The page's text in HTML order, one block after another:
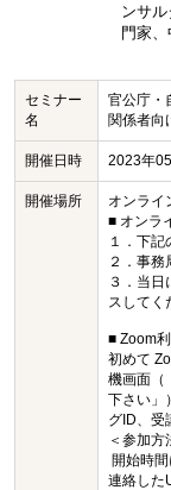
ンサ
門家、
セミナー
名
官公庁・
関係者向
開催日時 2023年
開催場所
オンライ
■ オンラ
１．下記
２．事務
３．当
スしてく
■ Zoom
初めて
機画面（
下さい」
グID、受
＜参加方
開始時
連絡した